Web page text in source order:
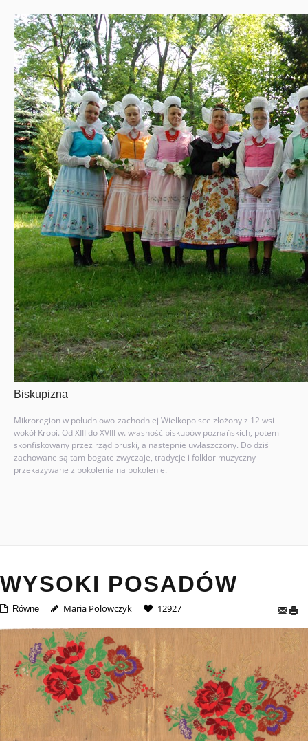
Biskupizna
Mikroregion w południowo-zachodniej Wielkopolsce złożony z 12 wsi
wokół Krobi. Od XIII do XVIII w. własność biskupów poznańskich, potem
skonfiskowany przez rząd pruski, a następnie uwłaszczony. Do dziś
zachowane są tam bogate zwyczaje, tradycje i folklor muzyczny
przekazywane z pokolenia na pokolenie.
WYSOKI POSADÓW
Równe Maria Polowczyk 12927